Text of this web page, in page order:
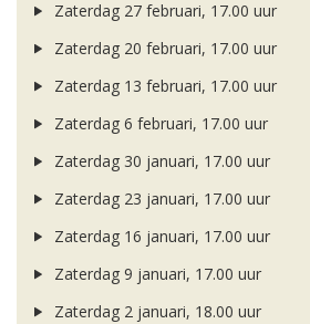
Zaterdag 27 februari, 17.00 uur
Zaterdag 20 februari, 17.00 uur
Zaterdag 13 februari, 17.00 uur
Zaterdag 6 februari, 17.00 uur
Zaterdag 30 januari, 17.00 uur
Zaterdag 23 januari, 17.00 uur
Zaterdag 16 januari, 17.00 uur
Zaterdag 9 januari, 17.00 uur
Zaterdag 2 januari, 18.00 uur